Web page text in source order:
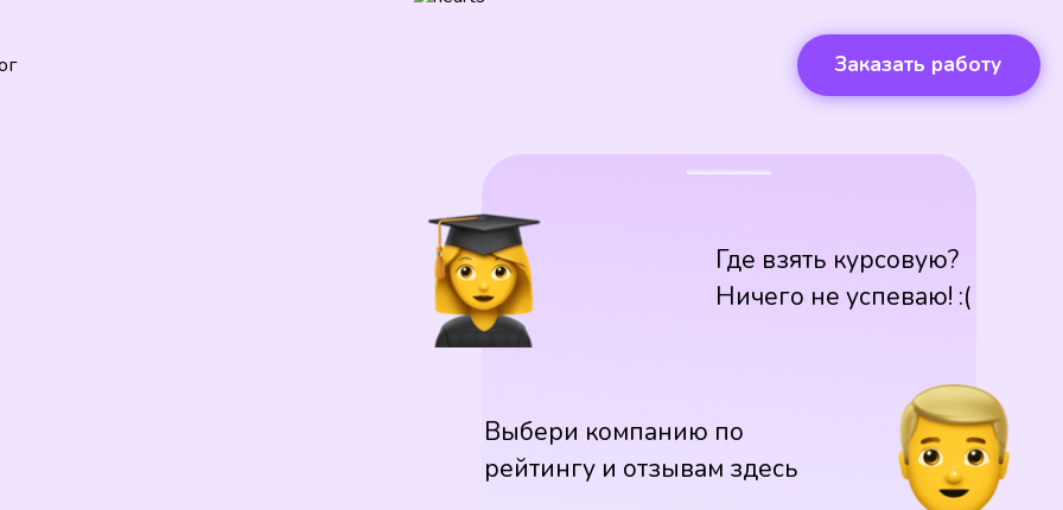
Заказать работу
Где взять курсовую?
Ничего не успеваю! :(
Выбери компанию по
рейтингу и отзывам здесь